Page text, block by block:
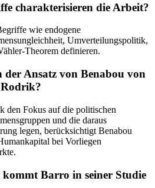
charakterisieren die Arbeit?
wie endogene
Umverteilungspolitik,
Theorem definieren.
der Ansatz von Benabou von
den Fokus auf die politischen
und die daraus
legen, berücksichtigt Benabou
bei Vorliegen
kommt Barro in seiner Studie